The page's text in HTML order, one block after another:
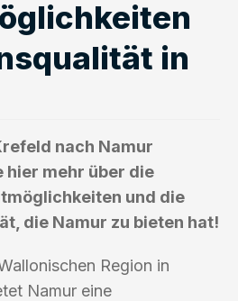
in
nach Namur
hier mehr über die
und die
die Namur zu bieten hat!
Region in
Namur eine